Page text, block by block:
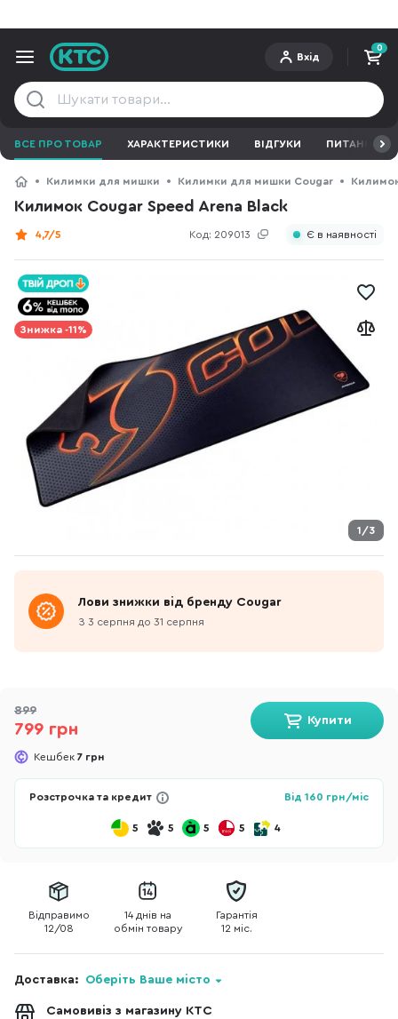
Вхід
0
ВСЕ ПРО ТОВАР ХАРАКТЕРИСТИКИ ВІДГУКИ ПИТАННЯ ТА
Килимки для мишки Килимки для мишки Cougar
Килимок Cougar Speed Arena Black
Код: 209013
4,7/5 Є в наявності
1/3
Знижка -11%
Лови знижки від бренду Cougar
З 3 серпня до 31 серпня
899
799 грн
Кешбек 7 грн
Купити
Розстрочка та кредит Від 160 грн/міс
5 5 5 5 4
Відправимо
12/08
14 днів на
обмін товару
Гарантія
12 міс.
Доставка: Оберіть Ваше місто
Самовивіз з магазину КТС